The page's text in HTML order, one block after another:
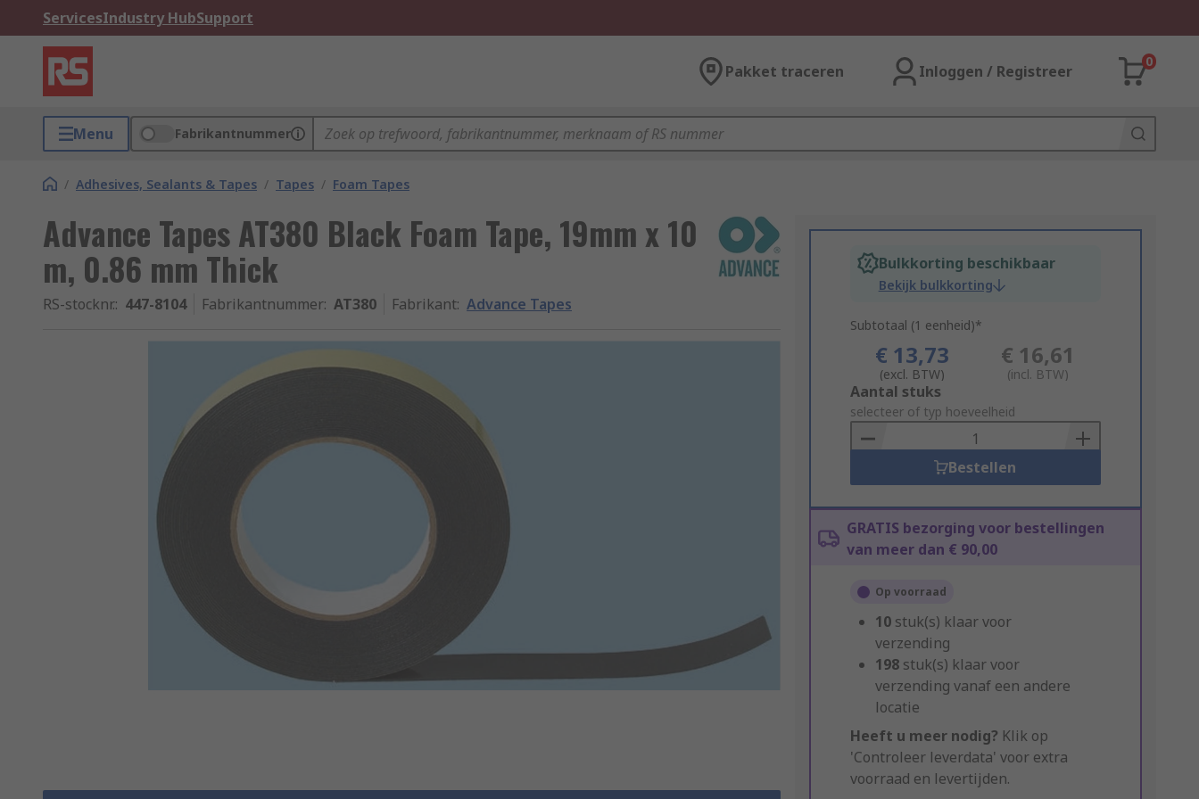
ServicesIndustry HubSupport
Pakket traceren Inloggen / Registreer
0
Menu Fabrikantnummer
/ Adhesives, Sealants & Tapes / Tapes / Foam Tapes
Advance Tapes AT380 Black Foam Tape, 19mm x 10
m, 0.86 mm Thick
RS-stocknr.: 447-8104 Fabrikantnummer: AT380 Fabrikant: Advance Tapes
Bulkkorting beschikbaar
Bekijk bulkkorting
Subtotaal (1 eenheid)*
€ 13,73
(excl. BTW)
€ 16,61
(incl. BTW)
Add
to
Basket
Aantal stuks
selecteer of typ hoeveelheid
Bestellen
GRATIS bezorging voor bestellingen
van meer dan € 90,00
Op voorraad
10 stuk(s) klaar voor
verzending
198 stuk(s) klaar voor
verzending vanaf een andere
locatie
Heeft u meer nodig? Klik op
'Controleer leverdata' voor extra
voorraad en levertijden.